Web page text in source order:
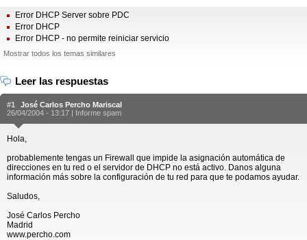
Error DHCP Server sobre PDC
Error DHCP
Error DHCP - no permite reiniciar servicio
Mostrar todos los temas similares
Leer las respuestas
#1
José Carlos Percho Mariscal
26/04/2004 - 13:17 | Informe spam
Hola,
probablemente tengas un Firewall que impide la asignación automática de
direcciones en tu red o el servidor de DHCP no está activo. Danos alguna
información más sobre la configuración de tu red para que te podamos ayudar.
Saludos,
José Carlos Percho
Madrid
www.percho.com